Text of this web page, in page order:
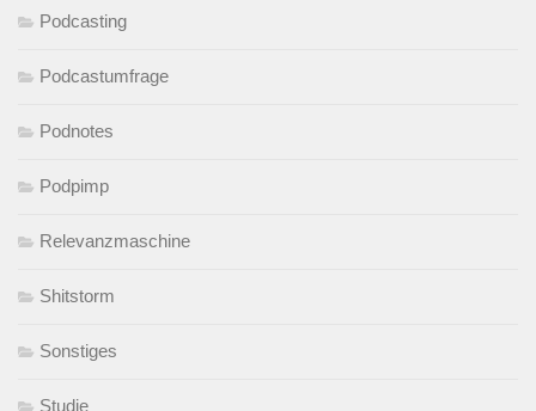
Podcasting
Podcastumfrage
Podnotes
Podpimp
Relevanzmaschine
Shitstorm
Sonstiges
Studie